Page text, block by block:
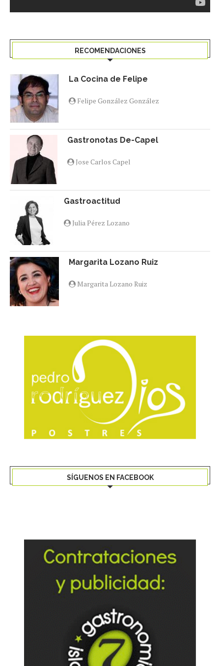
RECOMENDACIONES
La Cocina de Felipe
Felipe González González
Gastronotas De-Capel
Jose Carlos Capel
Gastroactitud
Julia Pérez Lozano
Margarita Lozano Ruiz
Margarita Lozano Ruiz
SÍGUENOS EN FACEBOOK